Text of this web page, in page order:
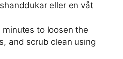
eller en våt
to loosen the
and scrub clean using